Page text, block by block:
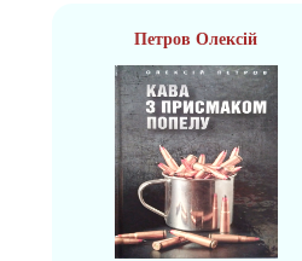
Петров Олексій